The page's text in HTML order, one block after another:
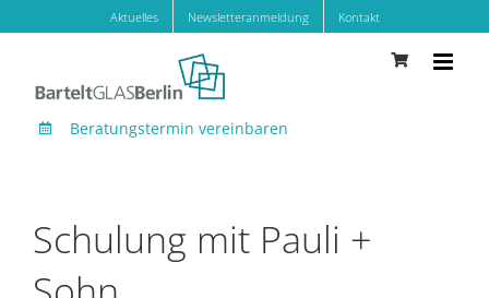
springen
Aktuelles Newsletteranmeldung Kontakt
Beratungstermin vereinbaren
Schulung mit Pauli +